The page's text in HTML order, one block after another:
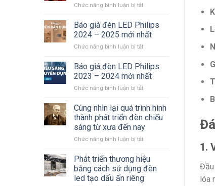
1.
Đầu
lóa
Chức năng bình luận bị tắtở
giá
đèn
LED
Philips
–
2026
nhất
Báo giá đèn LED Philips
2024 – 2025 mới nhất
Chức năng bình luận bị tắtở
giá
đèn
LED
Philips
–
2025
nhất
Báo giá đèn LED Philips
2023 – 2024 mới nhất
Chức năng bình luận bị tắtở
giá
đèn
LED
Philips
2023
2024 mới
nhất
Cùng nhìn lại quá trình hình
thành phát triển đèn chiếu
sáng từ xưa đến nay
Chức năng bình luận bị tắtở
nhìn
lại
quá
trình
Phát triển thương hiệu
bằng cách sử dụng đèn
led tạo dấu ấn riêng